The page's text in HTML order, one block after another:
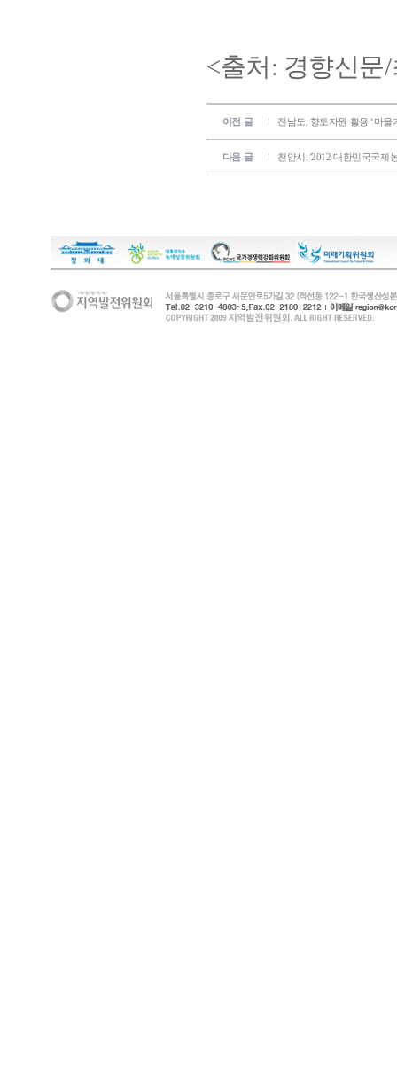
이전 글 전남도, 향토자원 활용 ‘마을
다음 글 천안시, '2012 대한민국국제
<출처: 경향신문